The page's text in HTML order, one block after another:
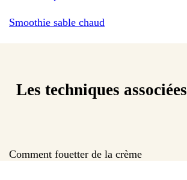
Smoothie sable chaud
Les techniques associées
Comment fouetter de la crème